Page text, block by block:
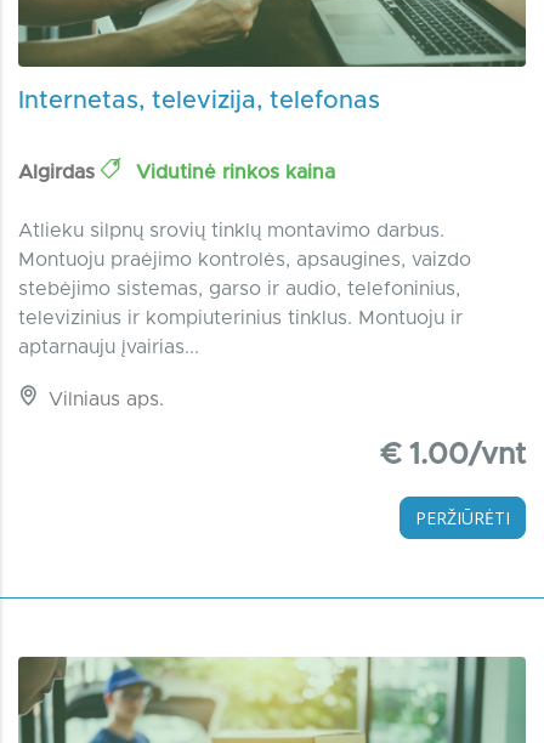
Internetas, televizija, telefonas
Algirdas Vidutinė rinkos kaina
Atlieku silpnų srovių tinklų montavimo darbus.
Montuoju praėjimo kontrolės, apsaugines, vaizdo
stebėjimo sistemas, garso ir audio, telefoninius,
televizinius ir kompiuterinius tinklus. Montuoju ir
aptarnauju įvairias...
Vilniaus aps.
€ 1.00/vnt
PERŽIŪRĖTI